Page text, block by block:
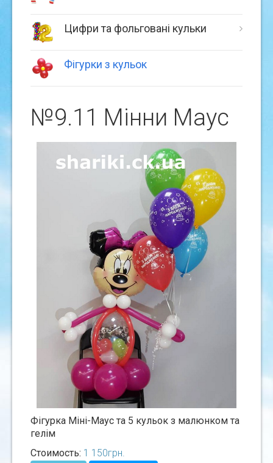
Цифри та фольговані кульки
Фігурки з кульок
№9.11 Мiнни Маус
Фігурка Міні-Маус та 5 кульок з малюнком та
гелім
Стоимость: 1 150грн.